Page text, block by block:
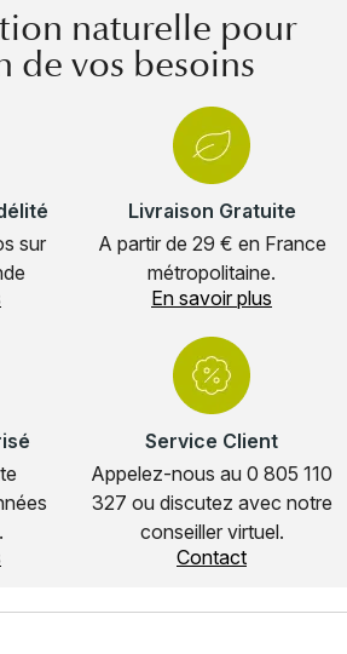
naturelle pour
de vos besoins
sur
Livraison Gratuite
A partir de 29 € en France
métropolitaine.
En savoir plus
Service Client
Appelez-nous au 0 805 110
327 ou discutez avec notre
conseiller virtuel.
Contact